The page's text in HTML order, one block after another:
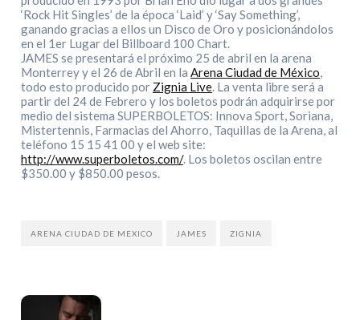
‘Rock Hit Singles’ de la época ‘Laid’ y ‘Say Something’,
ganando gracias a ellos un Disco de Oro y posicionándolos
en el 1er Lugar del Billboard 100 Chart.
JAMES se presentará el próximo 25 de abril en la arena
Monterrey y el 26 de Abril en laArena Ciudad de México,
todo esto producido por Zignia Live. La venta libre será a
partir del 24 de Febrero y los boletos podrán adquirirse por
medio del sistema SUPERBOLETOS: Innova Sport, Soriana,
Mistertennis, Farmacias del Ahorro, Taquillas de la Arena, al
teléfono 15 15 41 00 y el web site:
http://www.superboletos.com/. Los boletos oscilan entre
$350.00 y $850.00 pesos.
ARENA CIUDAD DE MEXICO JAMES ZIGNIA